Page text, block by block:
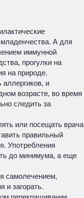
А для
иммунной
прогулки на
на природе.
и
возрасте, во время
следить за
или посещать врача
правильный
Употребления
до минимума, а еще
самолечением,
и загорать.